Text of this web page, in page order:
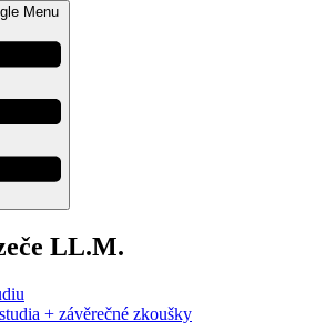
Menu
LL.M.
+ závěrečné zkoušky